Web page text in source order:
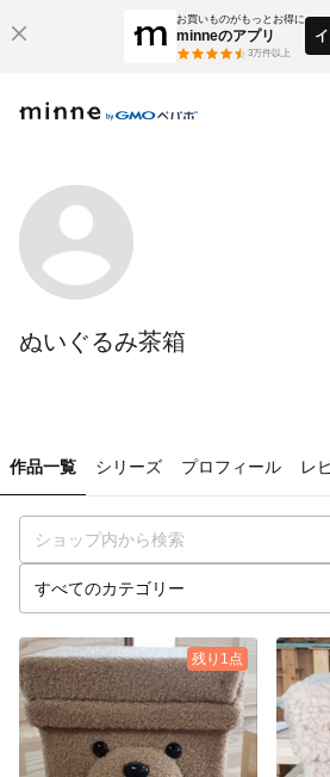
お買いものがもっとお得に
minneのアプリ
3万件以上
ぬいぐるみ茶箱
作品一覧 シリーズ プロフィール レ
残り1点